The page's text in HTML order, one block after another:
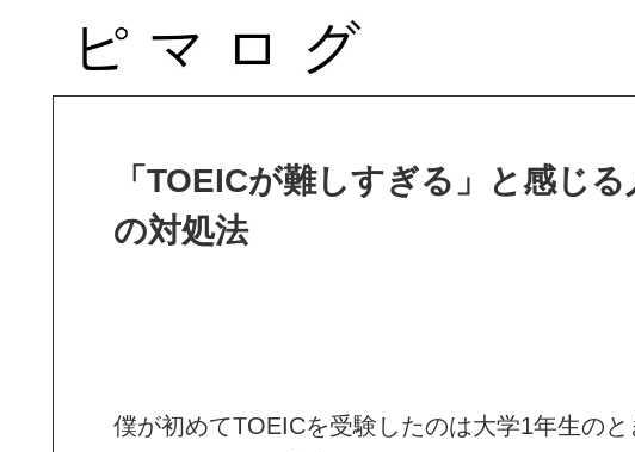
「TOEICが難しすぎる」と感じ
の対処法
僕が初めてTOEICを受験したのは大学1年生の